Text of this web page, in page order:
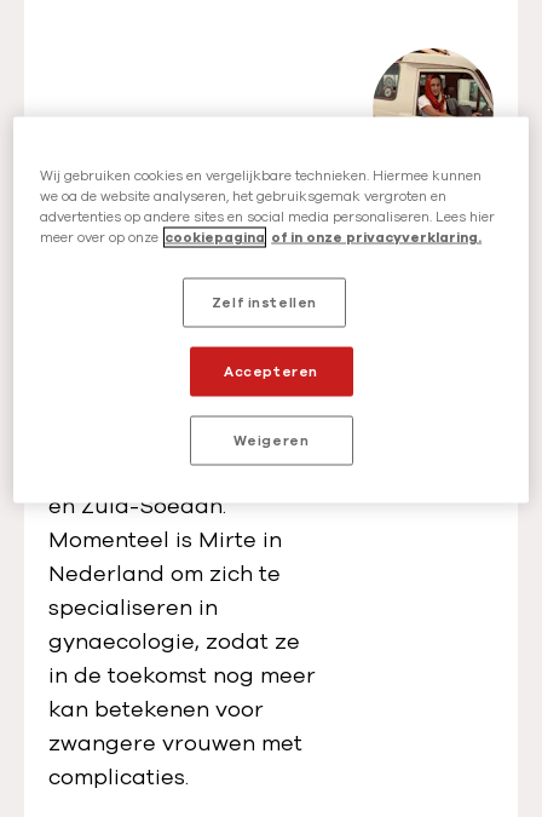
Mirte Sprengers
Tropenarts Mirte heeft
over de hele wereld
bevallingen begeleid.
Van Bangladesh tot Syrië
en Zuid-Soedan.
Momenteel is Mirte in
Nederland om zich te
specialiseren in
gynaecologie, zodat ze
in de toekomst nog meer
kan betekenen voor
zwangere vrouwen met
complicaties.
Wij gebruiken cookies en vergelijkbare technieken. Hiermee kunnen
we oa de website analyseren, het gebruiksgemak vergroten en
advertenties op andere sites en social media personaliseren. Lees hier
meer over op onze cookiepagina of in onze privacyverklaring.
Zelf instellen
Weigeren
Accepteren